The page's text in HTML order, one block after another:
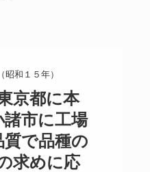
和１５年）
京都に本
市に工場
質で品種の
求めに応